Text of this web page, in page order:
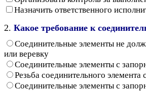
Назначить ответственного
2. Какое требование к
Соединительные элементы не
или веревку
Соединительные элементы с
Резьба соединительного
Соединительные элементы с